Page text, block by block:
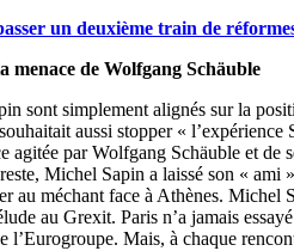
un deuxième train de
menace de Wolfgang Schäuble
sont simplement alignés sur la
aussi stopper «
agitée par Wolfgang Schäuble et
Michel Sapin a laissé son « ami
au méchant face à Athènes.
au Grexit. Paris n’a jamais
l’Eurogroupe. Mais, à chaque